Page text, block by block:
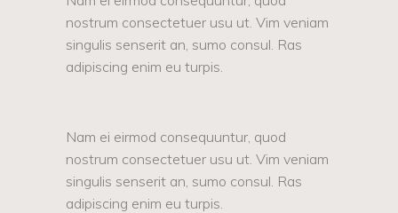
nostrum consectetuer usu ut. Vim veniam
singulis senserit an, sumo consul. Ras
adipiscing enim eu turpis.
Nam ei eirmod consequuntur, quod
nostrum consectetuer usu ut. Vim veniam
singulis senserit an, sumo consul. Ras
adipiscing enim eu turpis.